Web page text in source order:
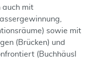
auch mit
sowie mit
(Brücken) und
(Buchhäusl